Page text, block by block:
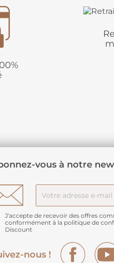
vous à notre
J'accepte de recevoir des offres
conformément à la politique de
Discount
nous !